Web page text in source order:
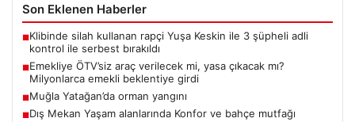
Son Eklenen Haberler
■Klibinde silah kullanan rapçi Yuşa Keskin ile 3 şüpheli adli
kontrol ile serbest bırakıldı
■Emekliye ÖTV’siz araç verilecek mi, yasa çıkacak mı?
Milyonlarca emekli beklentiye girdi
■Muğla Yatağan’da orman yangını
■Dış Mekan Yaşam alanlarında Konfor ve bahçe mutfağı